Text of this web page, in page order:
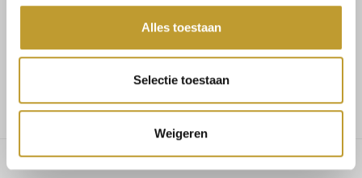
Alles toestaan
Selectie toestaan
Weigeren
Schnelle Lieferung
Niedrige Versandkosten